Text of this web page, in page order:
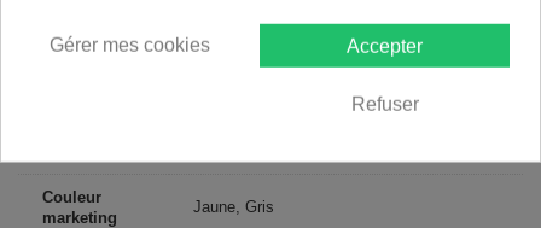
Matériaux MDF
Couleur
marketing
Jaune, Gris
Accepter
Refuser
Gérer mes cookies